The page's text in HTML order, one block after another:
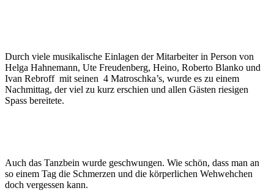
Durch viele musikalische Einlagen der Mitarbeiter in Person von
Helga Hahnemann, Ute Freudenberg, Heino, Roberto Blanko und
Ivan Rebroff mit seinen 4 Matroschka’s, wurde es zu einem
Nachmittag, der viel zu kurz erschien und allen Gästen riesigen
Spass bereitete.
Auch das Tanzbein wurde geschwungen. Wie schön, dass man an
so einem Tag die Schmerzen und die körperlichen Wehwehchen
doch vergessen kann.